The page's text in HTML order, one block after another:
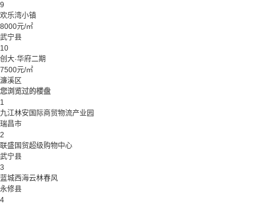
9
欢乐湾小镇
8000元/㎡
武宁县
10
创大·华府二期
7500元/㎡
濂溪区
您浏览过的楼盘
1
九江林安国际商贸物流产业园
瑞昌市
2
联盛国贸超级购物中心
武宁县
3
蓝城西海云林春风
永修县
4